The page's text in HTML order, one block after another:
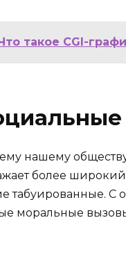
такое CGI-
нашему
более
табуированные. С
моральные